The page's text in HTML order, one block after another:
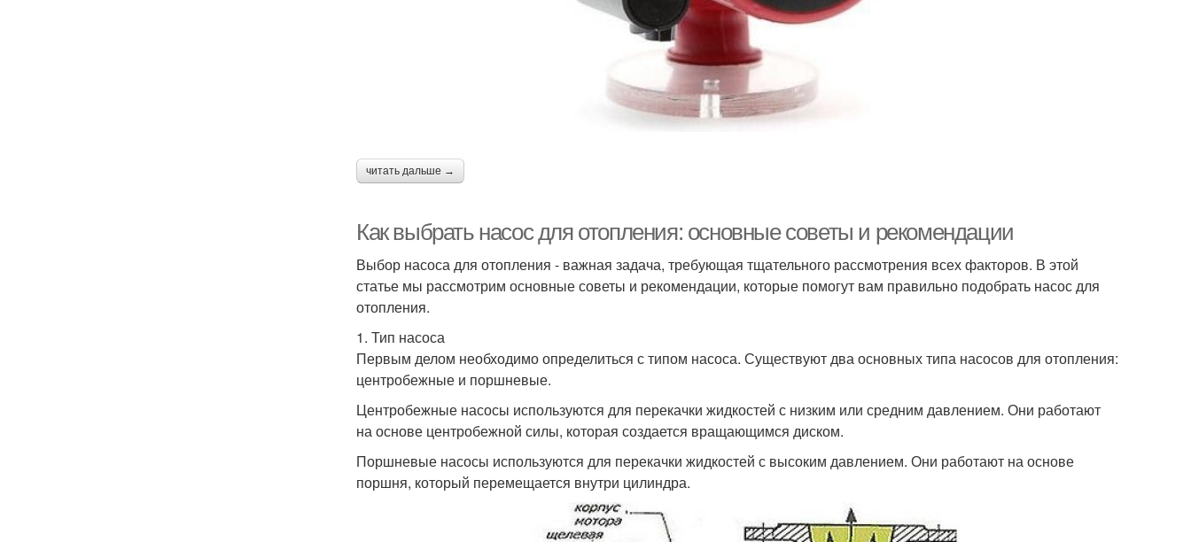
читать дальше →
Как выбрать насос для отопления: основные советы и рекомендации
Выбор насоса для отопления - важная задача, требующая тщательного рассмотрения всех факторов. В этой
статье мы рассмотрим основные советы и рекомендации, которые помогут вам правильно подобрать насос для
отопления.
1. Тип насоса
Первым делом необходимо определиться с типом насоса. Существуют два основных типа насосов для отопления:
центробежные и поршневые.
Центробежные насосы используются для перекачки жидкостей с низким или средним давлением. Они работают
на основе центробежной силы, которая создается вращающимся диском.
Поршневые насосы используются для перекачки жидкостей с высоким давлением. Они работают на основе
поршня, который перемещается внутри цилиндра.